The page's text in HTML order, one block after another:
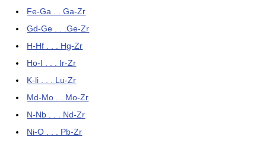
Fe-Ga . . Ga-Zr
Gd-Ge . . .Ge-Zr
H-Hf . . . Hg-Zr
Ho-I . . . Ir-Zr
K-li . . . Lu-Zr
Md-Mo . . Mo-Zr
N-Nb . . . Nd-Zr
Ni-O . . . Pb-Zr